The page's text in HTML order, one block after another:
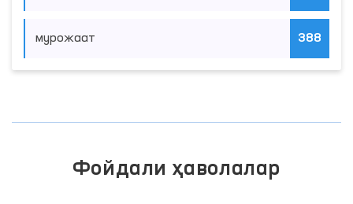
мурожаат 388
Фойдали ҳаволалар